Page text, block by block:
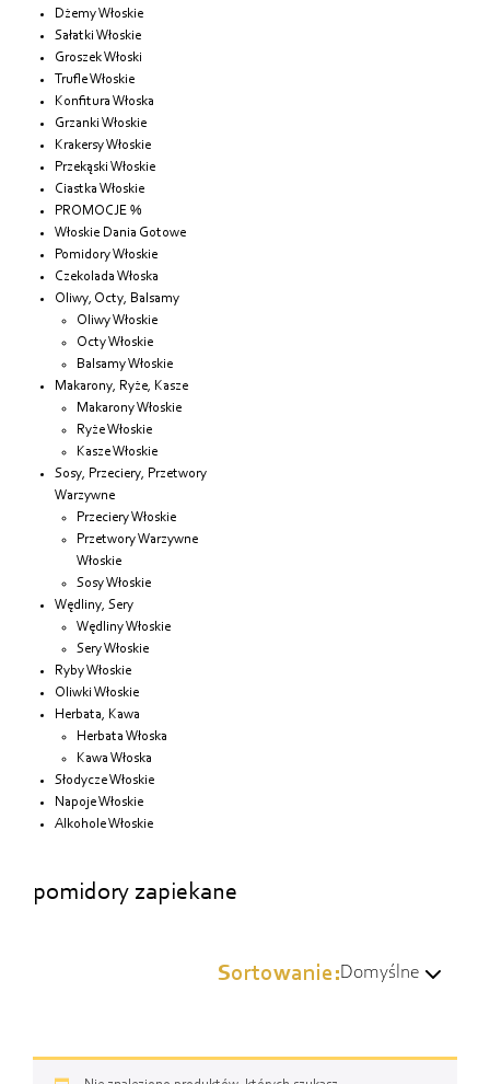
Dżemy Włoskie
Sałatki Włoskie
Groszek Włoski
Trufle Włoskie
Konfitura Włoska
Grzanki Włoskie
Krakersy Włoskie
Przekąski Włoskie
Ciastka Włoskie
PROMOCJE %
Włoskie Dania Gotowe
Pomidory Włoskie
Czekolada Włoska
Oliwy, Octy, Balsamy
Oliwy Włoskie
Octy Włoskie
Balsamy Włoskie
Makarony, Ryże, Kasze
Makarony Włoskie
Ryże Włoskie
Kasze Włoskie
Sosy, Przeciery, Przetwory
Warzywne
Przeciery Włoskie
Przetwory Warzywne
Włoskie
Sosy Włoskie
Wędliny, Sery
Wędliny Włoskie
Sery Włoskie
Ryby Włoskie
Oliwki Włoskie
Herbata, Kawa
Herbata Włoska
Kawa Włoska
Słodycze Włoskie
Napoje Włoskie
Alkohole Włoskie
pomidory zapiekane
Sortowanie:Domyślne